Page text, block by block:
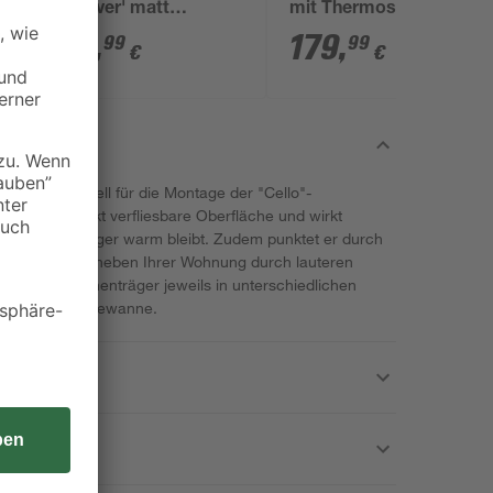
'Denver' matt
schwarz
,99 €
mit Thermostat
schwarz rund
179,99 €
ist speziell für die Montage der "Cello"-
eine direkt verfliesbare Oberfläche und wirkt
länger warm bleibt. Zudem punktet er durch
unter oder neben Ihrer Wohnung durch lauteren
den Wannenträger jeweils in unterschiedlichen
der Badewanne.